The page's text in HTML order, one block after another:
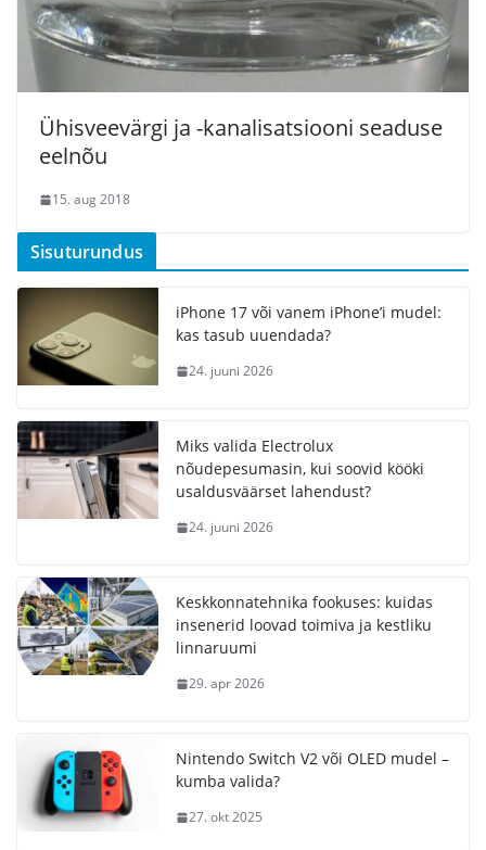
Ühisveevärgi ja -kanalisatsiooni seaduse
eelnõu
15. aug 2018
Sisuturundus
iPhone 17 või vanem iPhone’i mudel:
kas tasub uuendada?
24. juuni 2026
Miks valida Electrolux
nõudepesumasin, kui soovid kööki
usaldusväärset lahendust?
24. juuni 2026
Keskkonnatehnika fookuses: kuidas
insenerid loovad toimiva ja kestliku
linnaruumi
29. apr 2026
Nintendo Switch V2 või OLED mudel –
kumba valida?
27. okt 2025